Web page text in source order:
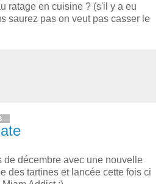
ratage en cuisine ? (s'il y a eu
saurez pas on veut pas casser le
de décembre avec une nouvelle
des tartines et lancée cette fois ci